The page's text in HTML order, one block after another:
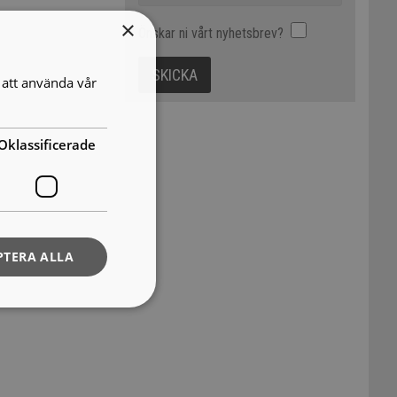
Önskar ni vårt nyhetsbrev?
×
använda vår
ALLA